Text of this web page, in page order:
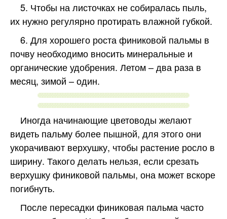
5. Чтобы на листочках не собиралась пыль,
их нужно регулярно протирать влажной губкой.
6. Для хорошего роста финиковой пальмы в
почву необходимо вносить минеральные и
органические удобрения. Летом – два раза в
месяц, зимой – один.
Иногда начинающие цветоводы желают
видеть пальму более пышной, для этого они
укорачивают верхушку, чтобы растение росло в
ширину. Такого делать нельзя, если срезать
верхушку финиковой пальмы, она может вскоре
погибнуть.
После пересадки финиковая пальма часто